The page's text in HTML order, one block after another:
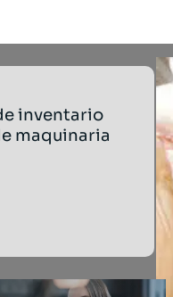
inventario
maquinaria